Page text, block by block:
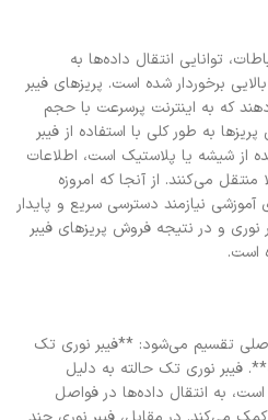
توانایی انتقال داده‌ها به
برخوردار شده است. پریزهای فیبر
که به اینترنت پرسرعت با حجم
به طور کلی با استفاده از فیبر
از شیشه یا پلاستیک است، اطلاعات
منتقل می‌کنند. از آنجا که امروزه
نیازمند دسترسی سریع و پایدار
نوری و در نتیجه فروش پریزهای فیبر
است.
تقسیم می‌شود: **فیبر نوری تک
فیبر نوری تک حالته به دلیل
است، به انتقال داده‌ها در فواصل